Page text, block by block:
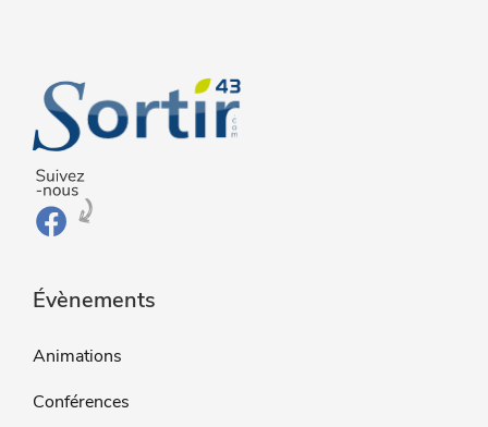
Évènements
Animations
Conférences